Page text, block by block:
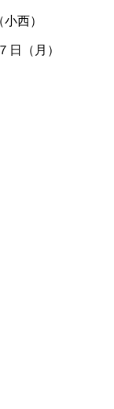
西）
（月）